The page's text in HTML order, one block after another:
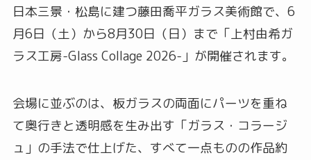
日本三景・松島に建つ藤田喬平ガラス美術館で、6
月6日（土）から8月30日（日）まで「上村由希ガ
ラス工房-Glass Collage 2026-」が開催されます。
会場に並ぶのは、板ガラスの両面にパーツを重ね
て奥行きと透明感を生み出す「ガラス・コラージ
ュ」の手法で仕上げた、すべて一点ものの作品約